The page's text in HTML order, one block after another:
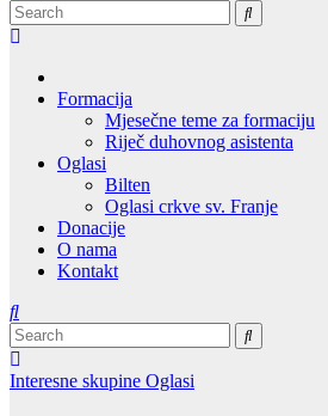
Formacija
Mjesečne teme za formaciju
Riječ duhovnog asistenta
Oglasi
Bilten
Oglasi crkve sv. Franje
Donacije
O nama
Kontakt
Interesne skupine Oglasi